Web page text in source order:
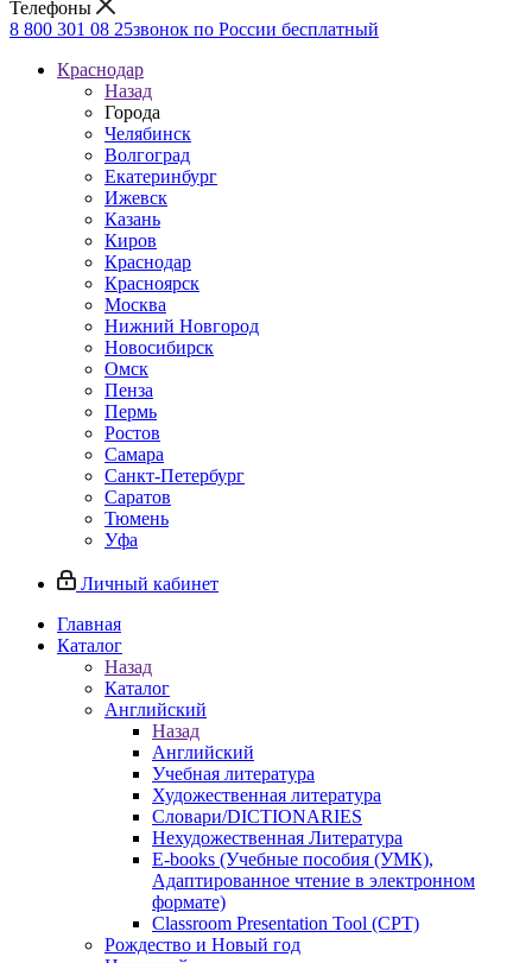
Телефоны
8 800 301 08 25звонок по России бесплатный
Краснодар
Назад
Города
Челябинск
Волгоград
Екатеринбург
Ижевск
Казань
Киров
Краснодар
Красноярск
Москва
Нижний Новгород
Новосибирск
Омск
Пенза
Пермь
Ростов
Самара
Санкт-Петербург
Саратов
Тюмень
Уфа
Личный кабинет
Главная
Каталог
Назад
Каталог
Английский
Назад
Английский
Учебная литература
Художественная литература
Словари/DICTIONARIES
Нехудожественная Литература
E-books (Учебные пособия (УМК),
Адаптированное чтение в электронном
формате)
Classroom Presentation Tool (CPT)
Рождество и Новый год